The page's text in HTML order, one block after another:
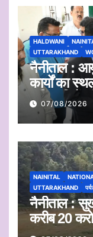
HALDWANI
UTTARAKHAND
नैनीताल :
कार्यों का
अधिकारियों
पारदर्शिता के
07/08/2026
NAINITAL
UTTARAKHAND
नैनीताल :
करीब 20
संस्था का